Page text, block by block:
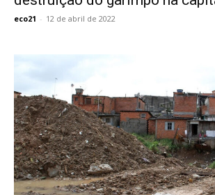
eco21 - 12 de abril de 2022